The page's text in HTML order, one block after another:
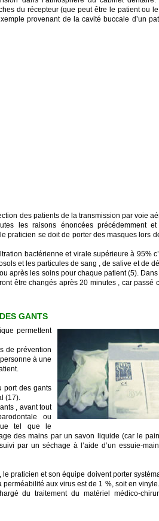
du récepteur (que peut être le patient ou
provenant de la cavité buccale d’un
des patients de la transmission par voie
les raisons énoncées précédemment
praticien se doit de porter des masques lors
bactérienne et virale supérieure à 95%
et les particules de sang , de salive et de
après les soins pour chaque patient (5).
être changés après 20 minutes , car passé
GANTS
permettent
de prévention
à une
port des gants
(17).
, avant tout
ou
tel que le
des mains par un savon liquide (car le
par un séchage à l’aide d’un essuie-
praticien et son équipe doivent porter
aux virus est de 1 %, soit en
du traitement du matériel médico-